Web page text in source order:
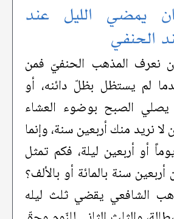
الليل عند
الحنفي
أن نعرف المذهب الحنفيّ فمن
لم يستظل بظلّ دائنه، أو
يصلي الصبح بوضوء العشاء
نريد منك أربعين سنة، وإنما
أو أربعين ليلة، فكم تمثل
أربعين سنة بالمائة أو بالألف؟
الشافعي يقضي ثلث ليله